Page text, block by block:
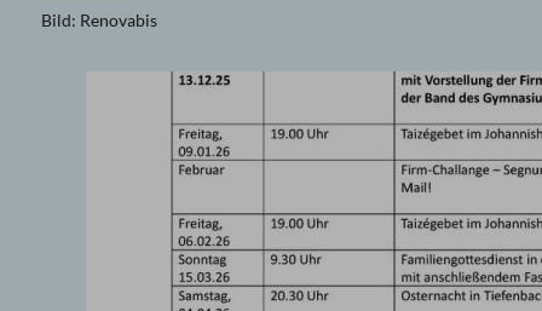
Bild: Renovabis